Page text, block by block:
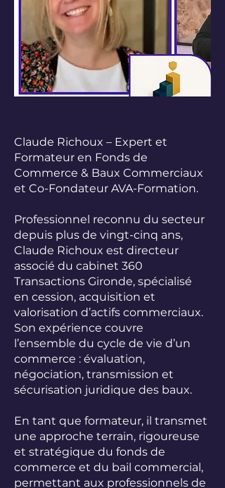
Claude Richoux – Expert et
Formateur en Fonds de
Commerce & Baux Commerciaux
et Co-Fondateur AVA-Formation.
Professionnel reconnu du secteur
depuis plus de vingt-cinq ans,
Claude Richoux est directeur
associé du cabinet 360
Transactions Gironde, spécialisé
en cession, acquisition et
valorisation d’actifs commerciaux.
Son expérience couvre
l’ensemble du cycle de vie d’un
commerce : évaluation,
négociation, transmission et
sécurisation juridique des baux.
En tant que formateur, il transmet
une approche terrain, rigoureuse
et stratégique du fonds de
commerce et du bail commercial,
permettant aux professionnels de